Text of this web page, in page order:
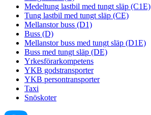
Medeltung lastbil med tungt släp (C1E)
Tung lastbil med tungt släp (CE)
Mellanstor buss (D1)
Buss (D)
Mellanstor buss med tungt släp (D1E)
Buss med tungt släp (DE)
Yrkesförarkompetens
YKB godstransporter
YKB persontransporter
Taxi
Snöskoter